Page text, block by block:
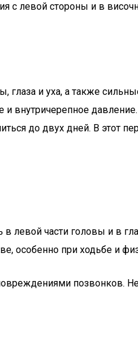
с левой стороны и в
и уха, а также
внутричерепное
до двух дней. В этот
левой части головы и в
при ходьбе и
позвонков.